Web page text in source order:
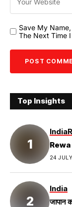
Save My
The Next Time
Top Insights
India
Rewa
24
India
जापान